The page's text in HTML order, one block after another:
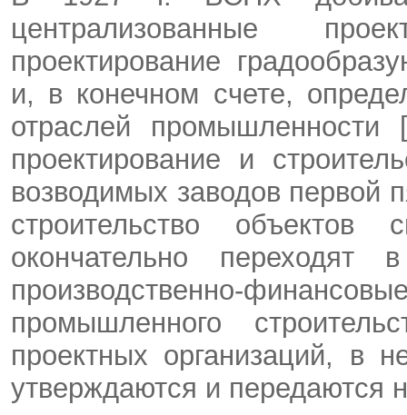
централизованные
проектирование
и, в конечном счете,
отраслей
проектирование и
возводимых заводов первой
строительство объектов
окончательно
производственно-
промышленного
проектных организаций, в
утверждаются и передаются